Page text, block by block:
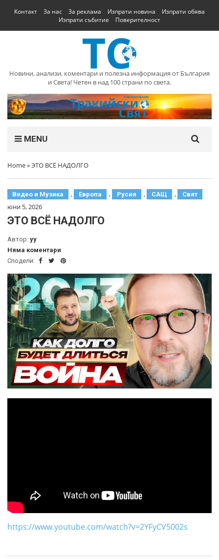
Контакт За нас За реклама Изпрати новина
Изпрати обява
Изпрати събитие
Поверителност
Новини, анализи, коментари и полезна информация от България
и Света! Четен в над 100 страни по света.
MENU
Home»ЭТО ВСЁ НАДОЛГО
Видео и Музика , Европа , Русия , САЩ , Свят
юни 5, 2026
ЭТО ВСЁ НАДОЛГО
Автор: yy
Няма коментари
Сподели:
https://www.youtube.com/watch?v=2YFyCV5002s